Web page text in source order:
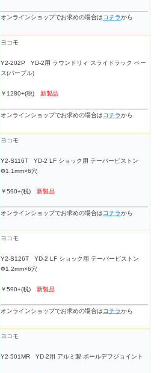
オンラインショップでお求めの場合はコチラから
ヨコモ
Y2-202P YD-2用 ラウンドリィ スライドラック ベー
ス(パープル)
￥1280+(税) 新製品
オンラインショップでお求めの場合はコチラから
ヨコモ
Y2-S116T YD-2 LF ショック用 テーパーピストン
Φ1.1mm×6穴
￥590+(税) 新製品
オンラインショップでお求めの場合はコチラから
ヨコモ
Y2-S126T YD-2 LF ショック用 テーパーピストン
Φ1.2mm×6穴
￥590+(税) 新製品
オンラインショップでお求めの場合はコチラから
ヨコモ
Y2-501MR YD-2用 アルミ製 ボールデフジョイント